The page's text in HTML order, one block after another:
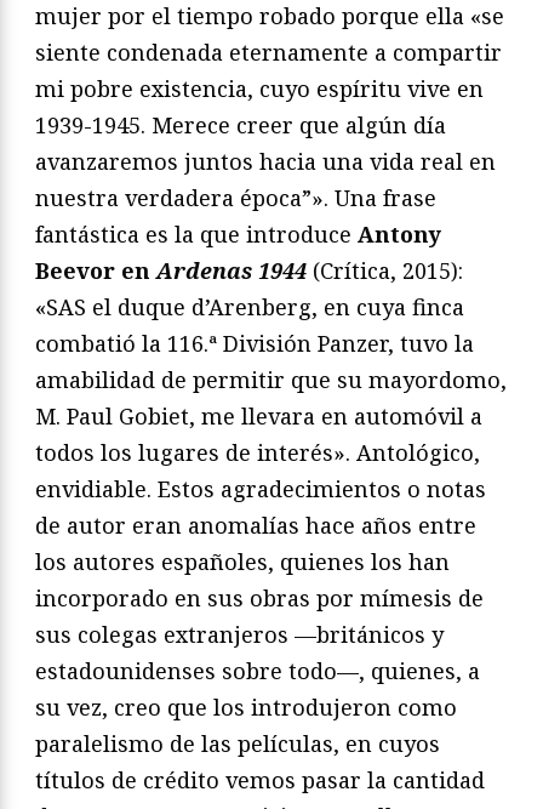
mujer por el tiempo robado porque ella «se
siente condenada eternamente a compartir
mi pobre existencia, cuyo espíritu vive en
1939-1945. Merece creer que algún día
avanzaremos juntos hacia una vida real en
nuestra verdadera época”». Una frase
fantástica es la que introduce Antony
Beevor enArdenas 1944 (Crítica, 2015):
«SAS el duque d’Arenberg, en cuya finca
combatió la 116.ª División Panzer, tuvo la
amabilidad de permitir que su mayordomo,
M. Paul Gobiet, me llevara en automóvil a
todos los lugares de interés». Antológico,
envidiable. Estos agradecimientos o notas
de autor eran anomalías hace años entre
los autores españoles, quienes los han
incorporado en sus obras por mímesis de
sus colegas extranjeros —británicos y
estadounidenses sobre todo—, quienes, a
su vez, creo que los introdujeron como
paralelismo de las películas, en cuyos
títulos de crédito vemos pasar la cantidad